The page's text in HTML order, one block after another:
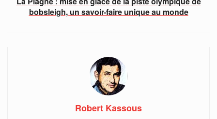
bobsleigh, un savoir-faire unique au monde
Robert Kassous